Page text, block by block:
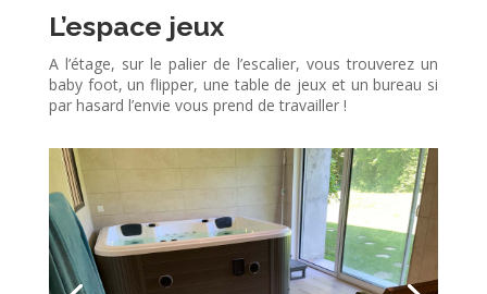
L’espace jeux
A l’étage, sur le palier de l’escalier, vous trouverez un
baby foot, un flipper, une table de jeux et un bureau si
par hasard l’envie vous prend de travailler !